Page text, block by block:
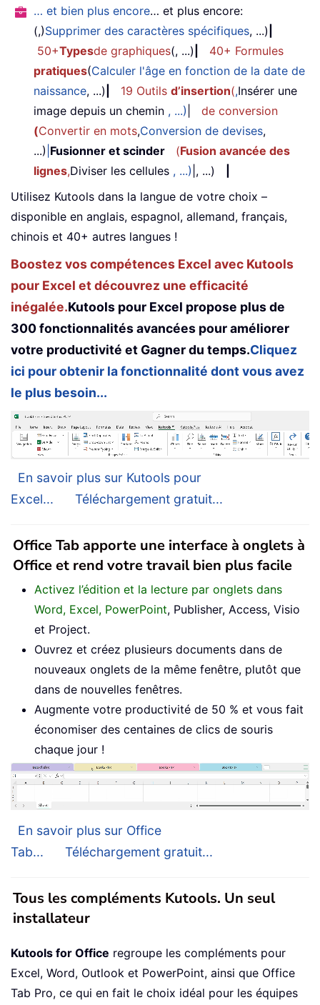
… et bien plus encore… et plus encore:
(,)Supprimer des caractères spécifiques, ...)
50+Typesde graphiques(, ...)
40+ Formules
pratiques(Calculer l'âge en fonction de la date de
naissance, ...) 19 Outils d’insertion(,Insérer une
image depuis un chemin , ...)
de conversion
(Convertir en mots,Conversion de devises,
...) Fusionner et scinder (Fusion avancée des
lignes,Diviser les cellules , ...) |, ...)
Utilisez Kutools dans la langue de votre choix –
disponible en anglais, espagnol, allemand, français,
chinois et 40+ autres langues !
Boostez vos compétences Excel avec Kutools
pour Excel et découvrez une efficacité
inégalée.Kutools pour Excel propose plus de
300 fonctionnalités avancées pour améliorer
votre productivité et Gagner du temps.Cliquez
ici pour obtenir la fonctionnalité dont vous avez
le plus besoin...
En savoir plus sur Kutools pour
Excel...
Téléchargement gratuit...
Office Tab apporte une interface à onglets à
Office et rend votre travail bien plus facile
Activez l’édition et la lecture par onglets dans
Word, Excel, PowerPoint, Publisher, Access, Visio
et Project.
Ouvrez et créez plusieurs documents dans de
nouveaux onglets de la même fenêtre, plutôt que
dans de nouvelles fenêtres.
Augmente votre productivité de 50 % et vous fait
économiser des centaines de clics de souris
chaque jour !
En savoir plus sur Office
Tab...
Téléchargement gratuit...
Tous les compléments Kutools. Un seul
installateur
Kutools for Office regroupe les compléments pour
Excel, Word, Outlook et PowerPoint, ainsi que Office
Tab Pro, ce qui en fait le choix idéal pour les équipes